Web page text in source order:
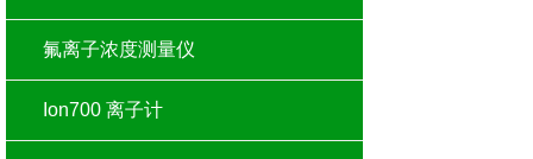
氟离子浓度测量仪
Ion700 离子计